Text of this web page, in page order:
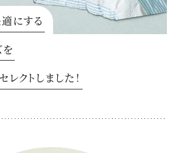
にする
を
クトしました！